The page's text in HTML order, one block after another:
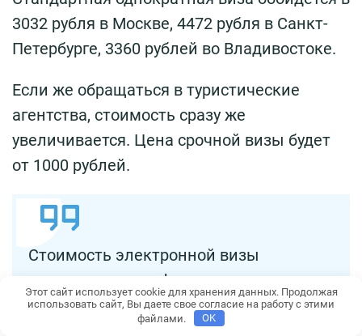
3032 рубля в Москве, 4472 рубля в Санкт-
Петербурге, 3360 рублей во Владивостоке.
Если же обращаться в туристические
агентства, стоимость сразу же
увеличивается. Цена срочной визы будет
от 1000 рублей.
Стоимость электронной визы
составляет при оформлении через нас
1500 рублей + консульский сбор ( есть
дополнительные скидки для детей ).
Этот сайт использует cookie для хранения данных. Продолжая
использовать сайт, Вы даете свое согласие на работу с этими
файлами.
OK